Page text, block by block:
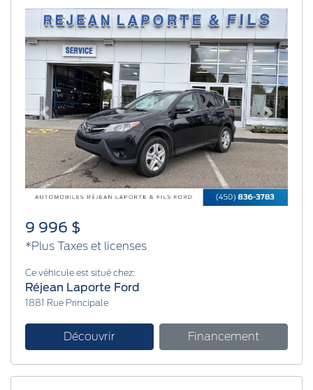
Previous Next
9 996 $
*Plus Taxes et licenses
Ce véhicule est situé chez:
Réjean Laporte Ford
1881 Rue Principale
Découvrir Financement